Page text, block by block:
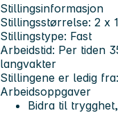
Stillingsinformasjon
Stillingsstørrelse: 2 x
Stillingstype: Fast
Arbeidstid: Per tiden
langvakter
Stillingene er ledig
Arbeidsoppgaver
Bidra til